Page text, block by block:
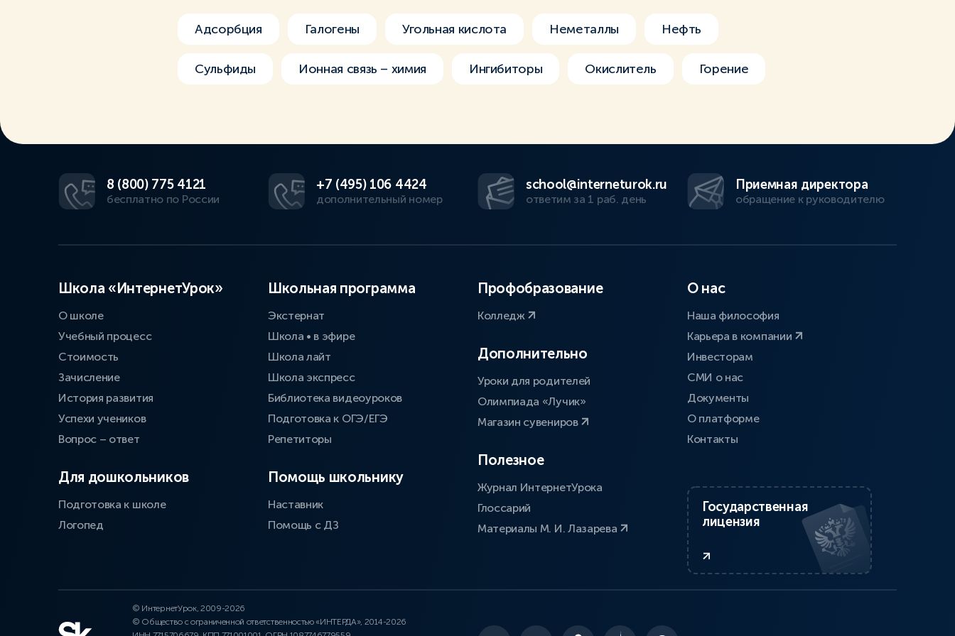
Адсорбция Галогены Угольная кислота Неметаллы Нефть
Сульфиды Ионная связь – химия Ингибиторы Окислитель Горение
8 (800) 775 4121
бесплатно по России
+7 (495) 106 4424
дополнительный номер
school@interneturok.ru
ответим за 1 раб. день
Приемная директора
обращение к руководителю
Школа «ИнтернетУрок»
О школе
Учебный процесс
Стоимость
Зачисление
История развития
Успехи учеников
Вопрос – ответ
Для дошкольников
Подготовка к школе
Логопед
Школьная программа
Экстернат
Школа • в эфире
Школа лайт
Школа экспресс
Библиотека видеоуроков
Подготовка к ОГЭ/ЕГЭ
Репетиторы
Помощь школьнику
Наставник
Помощь с ДЗ
Профобразование
Колледж
Дополнительно
Уроки для родителей
Олимпиада «Лучик»
Магазин сувениров
Полезное
Журнал ИнтернетУрока
Глоссарий
Материалы М. И. Лазарева
О нас
Наша философия
Карьера в компании
Инвесторам
СМИ о нас
Документы
О платформе
Контакты
Государственная
лицензия
© ИнтернетУрок, 2009-2026
© Общество с ограниченной ответственностью «ИНТЕРДА», 2014-2026